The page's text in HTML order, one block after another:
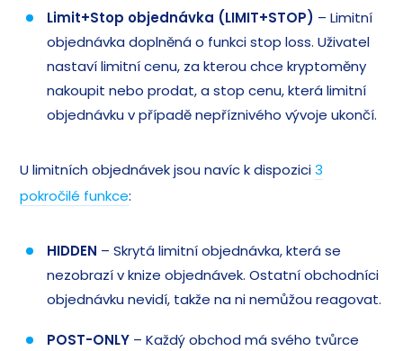
Limit+Stop objednávka (LIMIT+STOP) – Limitní
objednávka doplněná o funkci stop loss. Uživatel
nastaví limitní cenu, za kterou chce kryptoměny
nakoupit nebo prodat, a stop cenu, která limitní
objednávku v případě nepříznivého vývoje ukončí.
U limitních objednávek jsou navíc k dispozici3
pokročilé funkce:
HIDDEN – Skrytá limitní objednávka, která se
nezobrazí v knize objednávek. Ostatní obchodníci
objednávku nevidí, takže na ni nemůžou reagovat.
POST-ONLY – Každý obchod má svého tvůrce